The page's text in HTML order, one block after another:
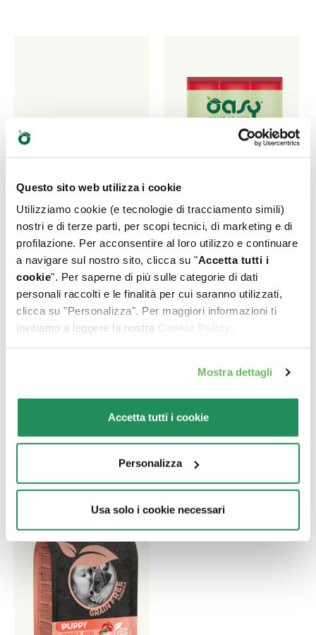
Questo sito web utilizza i cookie
Utilizziamo cookie (e tecnologie di tracciamento simili)
nostri e di terze parti, per scopi tecnici, di marketing e di
profilazione. Per acconsentire al loro utilizzo e continuare
a navigare sul nostro sito, clicca su "Accetta tutti i
cookie". Per saperne di più sulle categorie di dati
personali raccolti e le finalità per cui saranno utilizzati,
clicca su "Personalizza". Per maggiori informazioni ti
invitiamo a leggere la nostra Cookie Policy.
Mostra dettagli
Accetta tutti i cookie
Personalizza
Usa solo i cookie necessari
PATÉ GRAIN FREE
FORMULA • Adult
Manzo con Verdure
SNACK • Stick con
Manzo
per cani